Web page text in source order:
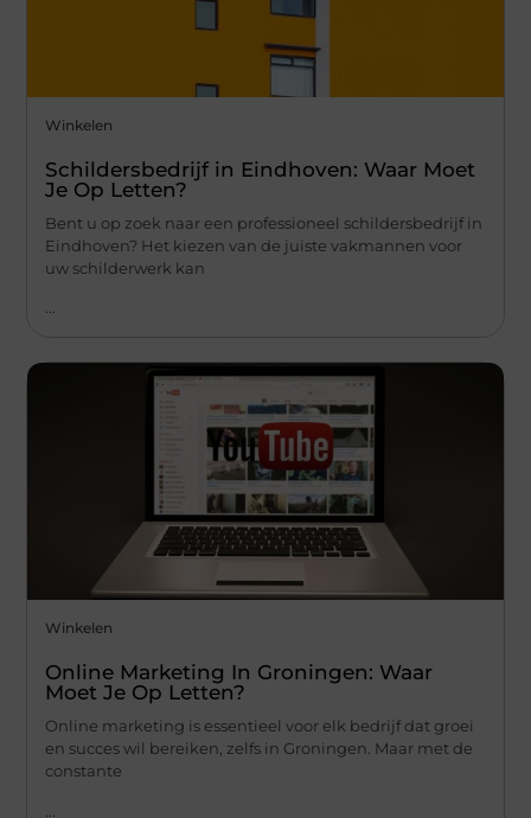
Winkelen
Schildersbedrijf in Eindhoven: Waar Moet
Je Op Letten?
Bent u op zoek naar een professioneel schildersbedrijf in
Eindhoven? Het kiezen van de juiste vakmannen voor
uw schilderwerk kan
...
Winkelen
Online Marketing In Groningen: Waar
Moet Je Op Letten?
Online marketing is essentieel voor elk bedrijf dat groei
en succes wil bereiken, zelfs in Groningen. Maar met de
constante